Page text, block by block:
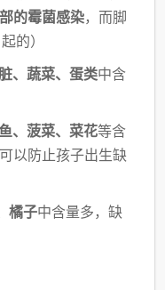
的霉菌感染，而脚
的）
、蔬菜、蛋类中含
、菠菜、菜花等含
可以防止孩子出生缺
橘子中含量多，缺